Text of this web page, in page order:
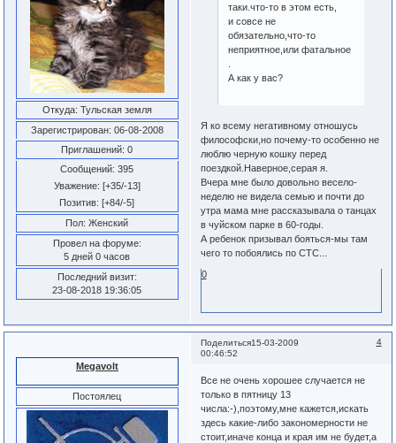
Откуда: Тульская земля
Зарегистрирован: 06-08-2008
Приглашений: 0
Сообщений: 395
Уважение: [+35/-13]
Позитив: [+84/-5]
Пол: Женский
Провел на форуме:
5 дней 0 часов
Последний визит:
23-08-2018 19:36:05
таки.что-то в этом есть,
и совсе не
обязательно,что-то
неприятное,или фатальное
А как у вас?
Я ко всему негативному отношусь
философски,но почему-то особенно не
люблю черную кошку перед
поездкой.Наверное,серая я.
Вчера мне было довольно весело-
неделю не видела семью и почти до
утра мама мне рассказывала о танцах
в чуйском парке в 60-годы.
А ребенок призывал бояться-мы там
чего то побоялись по СТС...
0
Поделиться 4
15-03-2009
00:46:52
Megavolt
Постоялец
Все не очень хорошее случается не
только в пятницу 13
числа:-),поэтому,мне кажется,искать
здесь какие-либо закономерности не
стоит,иначе конца и края им не будет,а